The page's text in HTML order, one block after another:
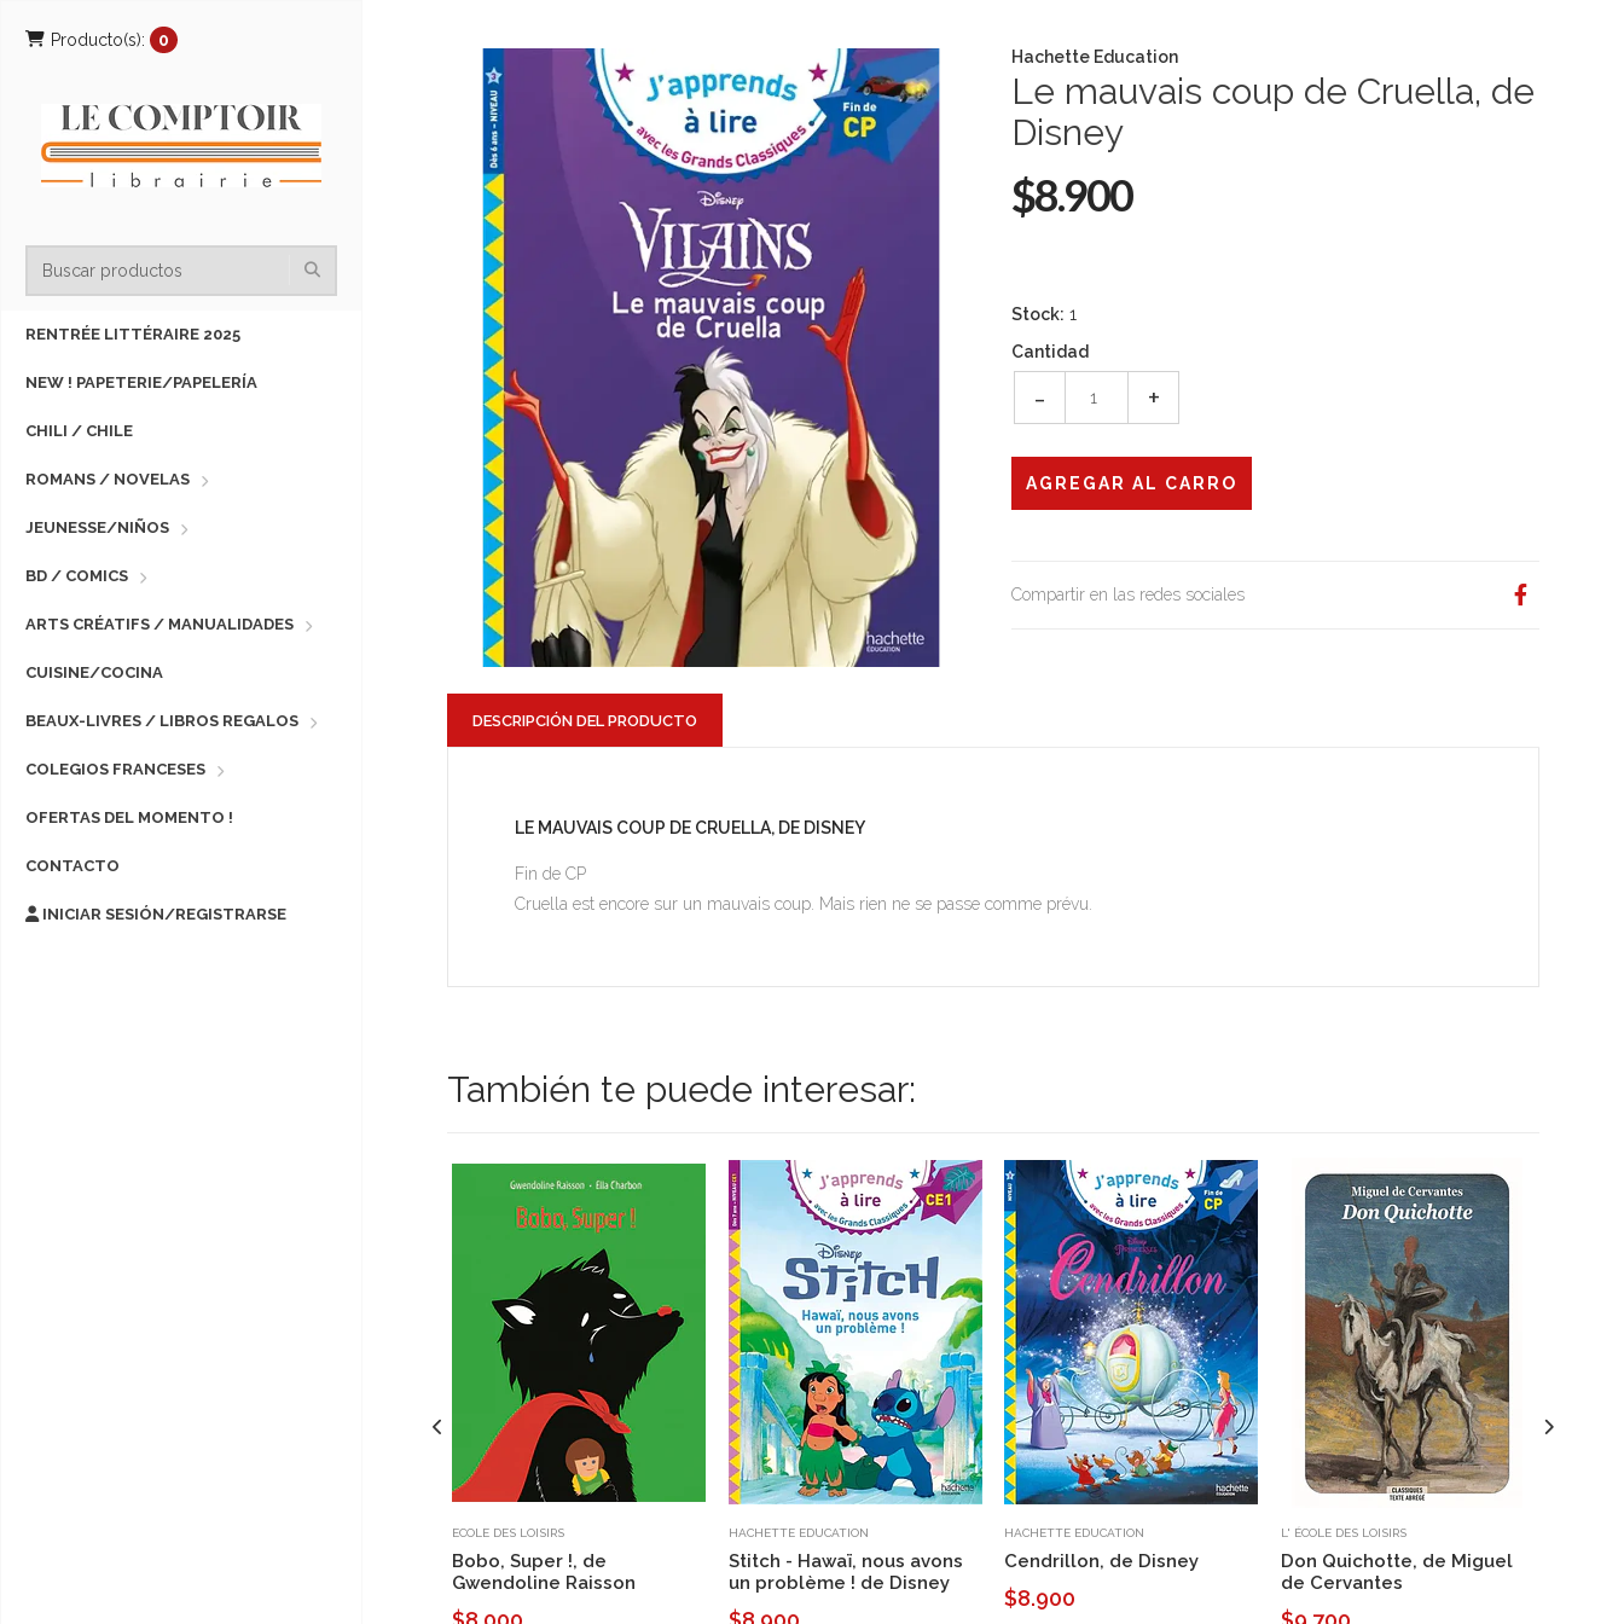
Producto(s): 0
RENTRÉE LITTÉRAIRE 2025
NEW ! PAPETERIE/PAPELERÍA
CHILI / CHILE
ROMANS / NOVELAS
JEUNESSE/NIÑOS
BD / COMICS
ARTS CRÉATIFS / MANUALIDADES
CUISINE/COCINA
BEAUX-LIVRES / LIBROS REGALOS
COLEGIOS FRANCESES
OFERTAS DEL MOMENTO !
CONTACTO
INICIAR SESIÓN/REGISTRARSE
Hachette Education
Le mauvais coup de Cruella, de
Disney
$8.900
Stock: 1
Cantidad
- +
Compartir en las redes sociales
DESCRIPCIÓN DEL PRODUCTO
LE MAUVAIS COUP DE CRUELLA, DE DISNEY
Fin de CP
Cruella est encore sur un mauvais coup. Mais rien ne se passe comme prévu.
También te puede interesar:
ECOLE DES LOISIRS
Bobo, Super !, de
Gwendoline Raisson
HACHETTE EDUCATION
Stitch - Hawaï, nous avons
un problème ! de Disney
HACHETTE EDUCATION
Cendrillon, de Disney
$8.900
L' ÉCOLE DES LOISIRS
Don Quichotte, de Miguel
de Cervantes